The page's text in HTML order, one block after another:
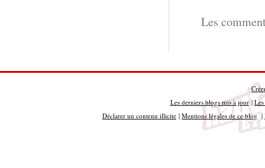
Les
Les derniers blogs mis à jour|
Déclarer un contenu illicite | Mentions légales de ce blog|